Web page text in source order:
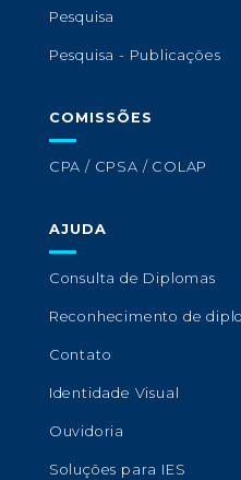
Pesquisa
Pesquisa - Publicações
COMISSÕES
CPA / CPSA / COLAP
AJUDA
Consulta de Diplomas
Reconhecimento de
Contato
Identidade Visual
Ouvidoria
Soluções para IES